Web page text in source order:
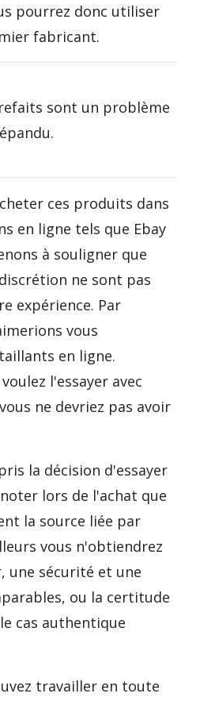
pourrez donc utiliser
fabricant.
sont un problème
ces produits dans
en ligne tels que Ebay
à souligner que
ne sont pas
expérience. Par
vous
en ligne.
l'essayer avec
ne devriez pas avoir
la décision d'essayer
lors de l'achat que
la source liée par
vous n'obtiendrez
une sécurité et une
ou la certitude
cas authentique
travailler en toute